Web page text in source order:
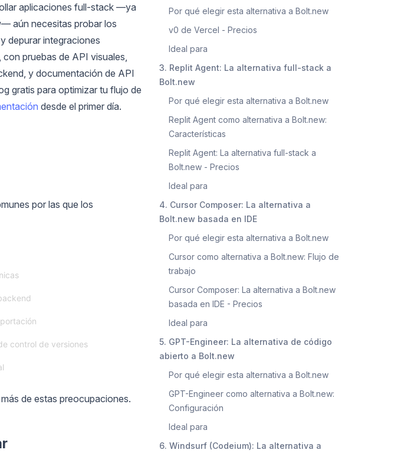
aplicaciones full-stack —ya
aún necesitas probar los
depurar integraciones
pruebas de API visuales,
y documentación de API
gratis para optimizar tu flujo de
desde el primer día.
por las que los
control de versiones
de estas preocupaciones.
Por qué elegir esta alternativa a Bolt.new
v0 de Vercel - Precios
Ideal para
3. Replit Agent: La alternativa full-stack a
Bolt.new
Por qué elegir esta alternativa a Bolt.new
Replit Agent como alternativa a Bolt.new:
Características
Replit Agent: La alternativa full-stack a
Bolt.new - Precios
Ideal para
4. Cursor Composer: La alternativa a
Bolt.new basada en IDE
Por qué elegir esta alternativa a Bolt.new
Cursor como alternativa a Bolt.new: Flujo de
trabajo
Cursor Composer: La alternativa a Bolt.new
basada en IDE - Precios
Ideal para
5. GPT-Engineer: La alternativa de código
abierto a Bolt.new
Por qué elegir esta alternativa a Bolt.new
GPT-Engineer como alternativa a Bolt.new:
Configuración
Ideal para
6. Windsurf (Codeium): La alternativa a